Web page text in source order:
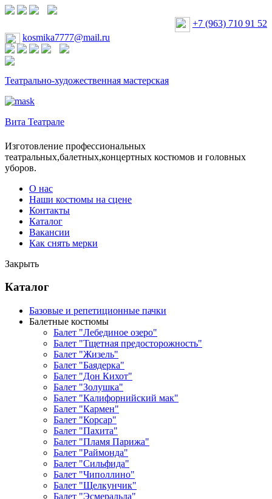
+7 (963) 710 91 52
kosmika7777@mail.ru
Театрально-художественная мастерская
Вита Театрале
Изготовление профессиональных
театральных,балетных,концертных костюмов и головных
уборов.
О нас
Наши костюмы на сцене
Контакты
Каталог
Вакансии
Как снять мерки
Закрыть
Каталог
Базовые и репетиционные пачки
Балетные костюмы
Балет "Лебединое озеро"
Балет "Тщетная предосторожность"
Балет "Жизель"
Балет "Баядерка"
Балет "Дон Кихот"
Балет "Золушка"
Балет "Калифорнийский мак"
Балет "Кармен"
Балет "Корсар"
Балет "Пахита"
Балет "Пламя Парижа"
Балет "Раймонда"
Балет "Сильфида"
Балет "Чиполлино"
Балет "Щелкунчик"
Балет "Эсмеральда"